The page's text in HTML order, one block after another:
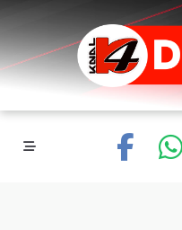
Skip
content